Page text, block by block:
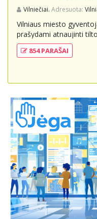
Vilniečiai. Adresuota:
Vilniaus miesto
prašydami atnaujinti
Valakampių kryptis,
strateginius
suteikdamas daugiau
dviratininkams.
ekonominę ir
konsultacijas ir
planus, siekiant
ir prisitaikymą prie
854 PARAŠAI